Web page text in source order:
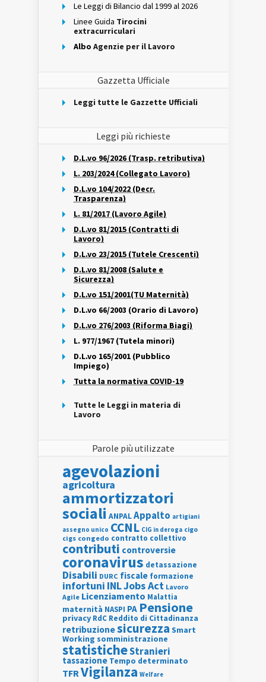
Le Leggi di Bilancio dal 1999 al 2026
Linee Guida Tirocini
extracurriculari
Albo Agenzie per il Lavoro
Gazzetta Ufficiale
Leggi tutte le Gazzette Ufficiali
Leggi più richieste
D.L.vo 96/2026 (Trasp. retributiva)
L. 203/2024 (Collegato Lavoro)
D.L.vo 104/2022 (Decr.
Trasparenza)
L. 81/2017 (Lavoro Agile)
D.L.vo 81/2015 (Contratti di
Lavoro)
D.L.vo 23/2015 (Tutele Crescenti)
D.L.vo 81/2008 (Salute e
Sicurezza)
D.L.vo 151/2001(TU Maternità)
D.L.vo 66/2003 (Orario di Lavoro)
D.L.vo 276/2003 (Riforma Biagi)
L. 977/1967 (Tutela minori)
D.L.vo 165/2001 (Pubblico
Impiego)
Tutta la normativa COVID-19
Tutte le Leggi in materia di
Lavoro
Parole più utilizzate
agevolazioni
agricoltura
ammortizzatori
sociali ANPALAppalto artigiani
assegno unico CCNL CIG in deroga cigo
cigs congedo contratto collettivo
contributi controversie
coronavirus detassazione
Disabili DURC fiscale formazione
infortuni INLJobs Act Lavoro
Agile Licenziamento Malattia
maternità NASPI PA Pensione
privacy RdC Reddito di Cittadinanza
retribuzionesicurezza Smart
Working somministrazione
statisticheStranieri
tassazione Tempo determinato
TFRVigilanza Welfare